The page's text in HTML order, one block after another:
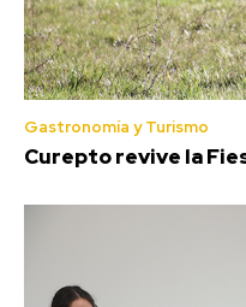
Gastronomía y Turismo
Curepto revive la